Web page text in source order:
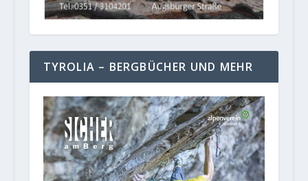
TYROLIA – BERGBÜCHER UND MEHR